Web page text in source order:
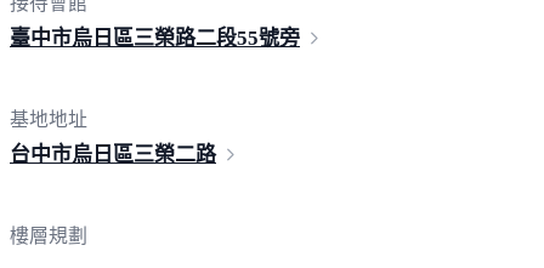
臺中市烏日區三榮路二段55號旁
基地地址
台中市烏日區三榮二路
樓層規劃